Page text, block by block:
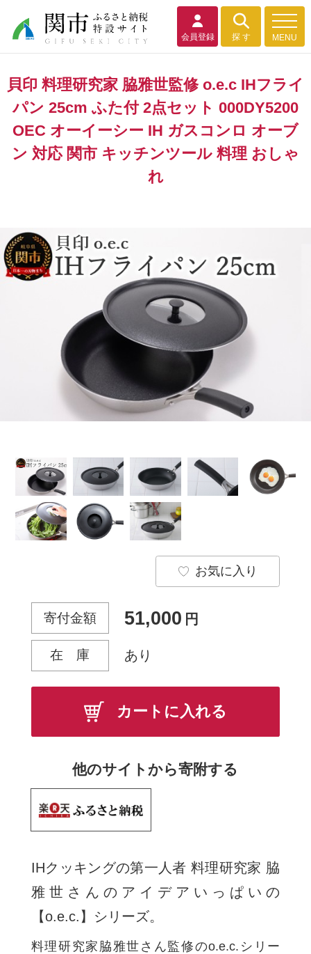
会員登録 探 す MENU
貝印 料理研究家 脇雅世監修 o.e.c IHフライ
パン 25cm ふた付 2点セット 000DY5200
OEC オーイーシー IH ガスコンロ オーブ
ン 対応 関市 キッチンツール 料理 おしゃ
れ
お気に入り
IHクッキングの第一人者 料理研究家 脇
雅世さんのアイデアいっぱいの
【o.e.c.】シリーズ。
料理研究家脇雅世さん監修のo.e.c.シリー
寄付金額 51,000 円
在 庫 あり
カートに入れる
他のサイトから寄附する